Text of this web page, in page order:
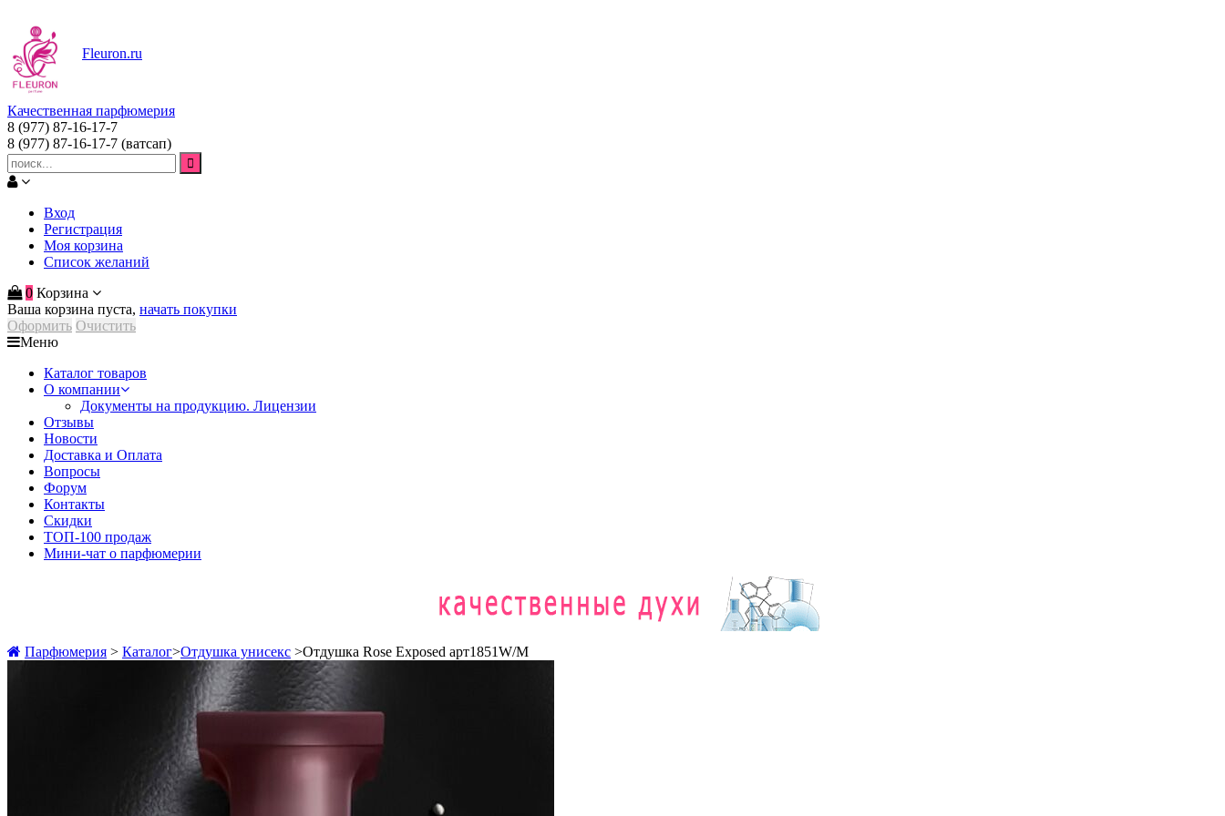
Fleuron.ru
Качественная парфюмерия
8 (977) 87-16-17-7
8 (977) 87-16-17-7 (ватсап)
Вход
Регистрация
Моя корзина
Список желаний
0 Корзина
Ваша корзина пуста, начать покупки
Оформить Очистить
Меню
Каталог товаров
О компании
Документы на продукцию. Лицензии
Отзывы
Новости
Доставка и Оплата
Вопросы
Форум
Контакты
Скидки
ТОП-100 продаж
Мини-чат о парфюмерии
Парфюмерия > Каталог>Отдушка унисекс >Отдушка Rose Exposed арт1851W/M